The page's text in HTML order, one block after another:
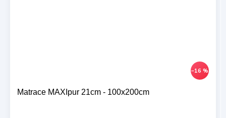
–16 %
Matrace MAXIpur 21cm - 100x200cm